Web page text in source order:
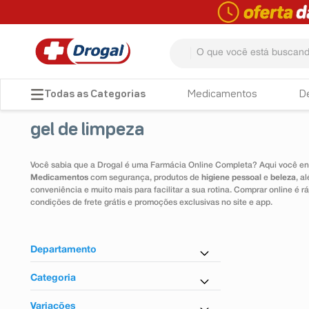
TERMOS MAIS BUSCADOS
3º dipirona
4º lenço umedecido
7º desodorante
8º absorvente
Medicamentos
gel de limpeza
Você sabia que a Drogal é uma Farmácia Online Completa? Aqui você
Medicamentos com segurança, produtos de higiene pessoal e beleza,
conveniência e muito mais para facilitar a sua rotina. Comprar online é
condições de frete grátis e promoções exclusivas no site e app.
Departamento
Cuidados com a Pele
Cuidados com o Cabelo
Dermocosméticos
Categoria
Analgésico e Anestésico Tópico
Variações